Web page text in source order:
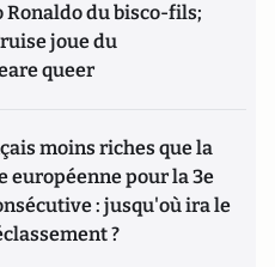
Ronaldo du bisco-fils;
joue du
queer
moins riches que la
européenne pour la 3e
: jusqu'où ira le
?